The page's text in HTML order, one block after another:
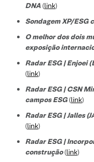
DNA(link)
Sondagem XP/
O melhor dos dois
exposição
Radar ESG | Enjoei
(link)
Radar ESG | CSN
campos ESG(link)
Radar ESG | Jalles
(link)
Radar ESG |
construção(link)